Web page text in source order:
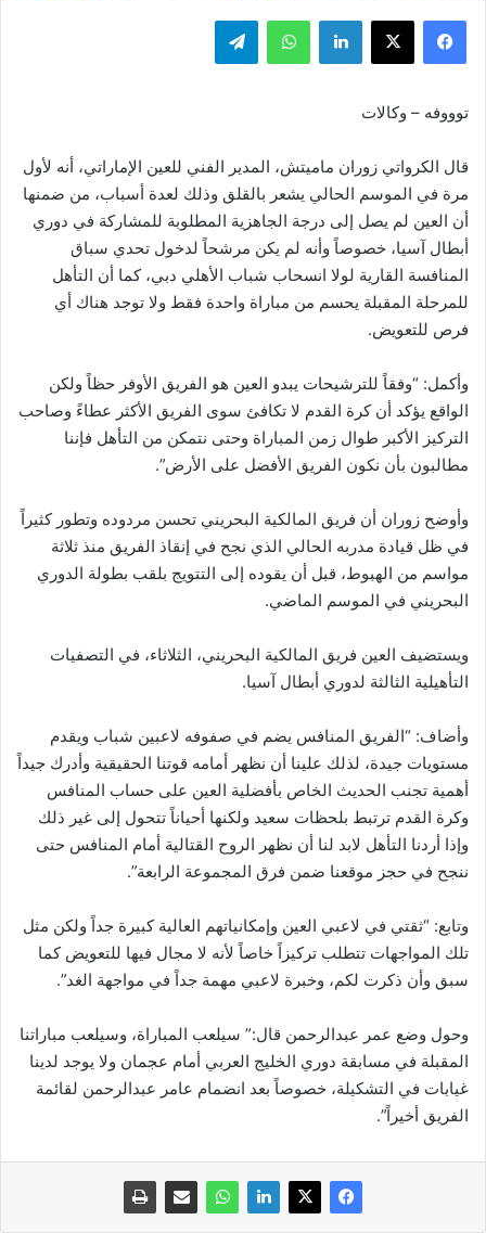
فيسبوك ‫X لينكدإن واتساب تيلقرام
توووفه – وكالات
قال الكرواتي زوران ماميتش، المدير الفني للعين الإماراتي، أنه لأول
مرة في الموسم الحالي يشعر بالقلق وذلك لعدة أسباب، من ضمنها
أن العين لم يصل إلى درجة الجاهزية المطلوبة للمشاركة في دوري
أبطال آسيا، خصوصاً وأنه لم يكن مرشحاً لدخول تحدي سباق
المنافسة القارية لولا انسحاب شباب الأهلي دبي، كما أن التأهل
للمرحلة المقبلة يحسم من مباراة واحدة فقط ولا توجد هناك أي
فرص للتعويض.
وأكمل: “وفقاً للترشيحات يبدو العين هو الفريق الأوفر حظاً ولكن
الواقع يؤكد أن كرة القدم لا تكافئ سوى الفريق الأكثر عطاءً وصاحب
التركيز الأكبر طوال زمن المباراة وحتى نتمكن من التأهل فإننا
مطالبون بأن نكون الفريق الأفضل على الأرض”.
وأوضح زوران أن فريق المالكية البحريني تحسن مردوده وتطور كثيراً
في ظل قيادة مدربه الحالي الذي نجح في إنقاذ الفريق منذ ثلاثة
مواسم من الهبوط، قبل أن يقوده إلى التتويج بلقب بطولة الدوري
البحريني في الموسم الماضي.
ويستضيف العين فريق المالكية البحريني، الثلاثاء، في التصفيات
التأهيلية الثالثة لدوري أبطال آسيا.
وأضاف: “الفريق المنافس يضم في صفوفه لاعبين شباب ويقدم
مستويات جيدة، لذلك علينا أن نظهر أمامه قوتنا الحقيقية وأدرك جيداً
أهمية تجنب الحديث الخاص بأفضلية العين على حساب المنافس
وكرة القدم ترتبط بلحظات سعيد ولكنها أحياناً تتحول إلى غير ذلك
وإذا أردنا التأهل لابد لنا أن نظهر الروح القتالية أمام المنافس حتى
ننجح في حجز موقعنا ضمن فرق المجموعة الرابعة”.
وتابع: “ثقتي في لاعبي العين وإمكانياتهم العالية كبيرة جداً ولكن مثل
تلك المواجهات تتطلب تركيزاً خاصاً لأنه لا مجال فيها للتعويض كما
سبق وأن ذكرت لكم، وخبرة لاعبي مهمة جداً في مواجهة الغد”.
وحول وضع عمر عبدالرحمن قال:” سيلعب المباراة، وسيلعب مباراتنا
المقبلة في مسابقة دوري الخليج العربي أمام عجمان ولا يوجد لدينا
غيابات في التشكيلة، خصوصاً بعد انضمام عامر عبدالرحمن لقائمة
الفريق أخيراً”.